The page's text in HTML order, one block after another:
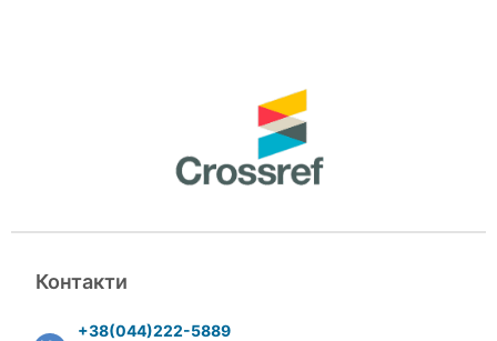
Контакти
+38(044)222-5889